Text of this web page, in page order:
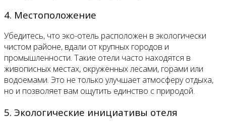
4. Местоположение
Убедитесь, что эко-отель расположен в экологически
чистом районе, вдали от крупных городов и
промышленности. Такие отели часто находятся в
живописных местах, окруженных лесами, горами или
водоемами. Это не только улучшает атмосферу отдыха,
но и позволяет вам ощутить единство с природой.
5. Экологические инициативы отеля